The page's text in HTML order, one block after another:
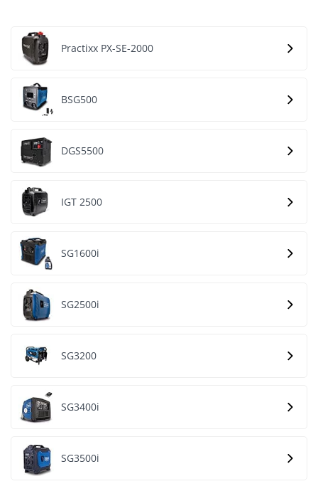
Practixx PX-SE-2000
BSG500
DGS5500
IGT 2500
SG1600i
SG2500i
SG3200
SG3400i
SG3500i